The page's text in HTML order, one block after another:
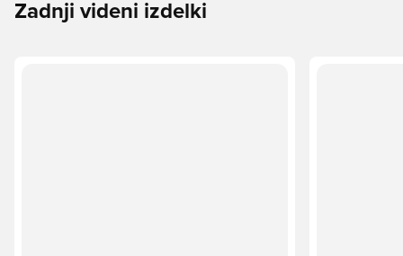
Zadnji videni izdelki